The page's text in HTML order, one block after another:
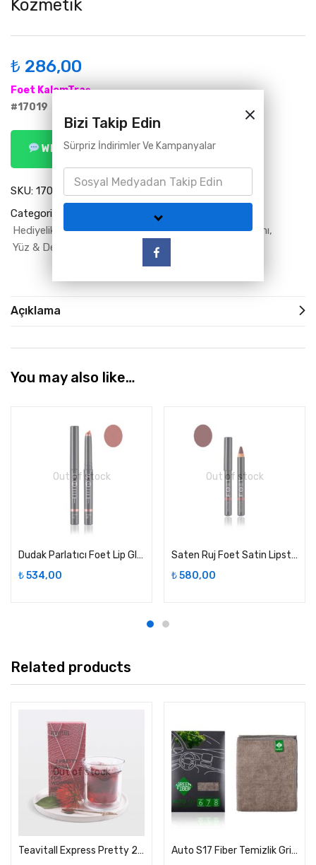
Kozmetik
₺ 286,00
Foet KalemTraş
#17019
WhatsApp ile Sipariş Ver
SKU: 17019
Categories:
Greenway Ürün Katalog
Hediyelik Aksesuarlar Kozmetik Ürünleri Vücut Bakımı
Yüz & Dekolte Ürünleri
Açıklama
You may also like…
Out of stock
Dudak Parlatıcı Foet Lip Gloss Mercan Parıltısı
₺534,00
Out of stock
Saten Ruj Foet Satin Lipstick Şaşırtıcı Doğal
₺580,00
Related products
Out of stock
Teavitall Express Pretty 2- 30 Adet Auto S17 Fiber Temizlik Gri Bez
Bizi Takip Edin
Sürpriz İndirimler Ve Kampanyalar